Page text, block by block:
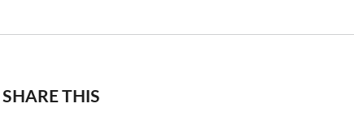
SHARE THIS